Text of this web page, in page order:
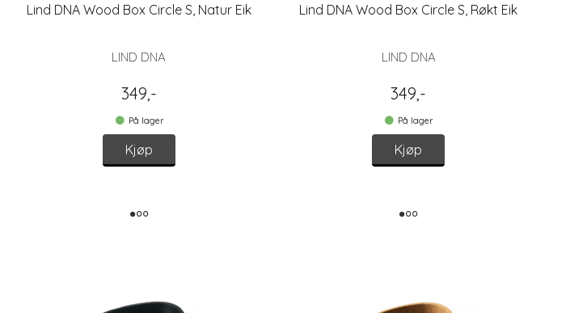
Lind DNA Wood Box Circle S, Natur Eik
LIND DNA
349,-
På lager
Kjøp
Lind DNA Wood Box Circle S, Røkt Eik
LIND DNA
349,-
På lager
Kjøp